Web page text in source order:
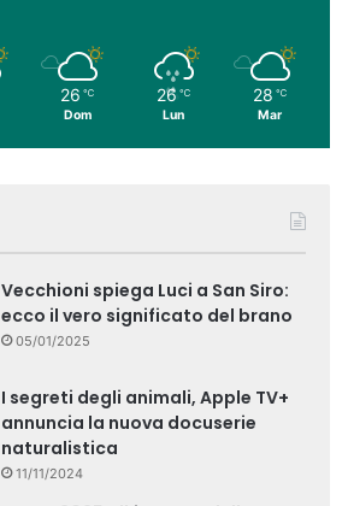
26 ℃
Dom
26 ℃
Lun
28 ℃
Mar
Vecchioni spiega Luci a San Siro:
ecco il vero significato del brano
05/01/2025
I segreti degli animali, Apple TV+
annuncia la nuova docuserie
naturalistica
11/11/2024